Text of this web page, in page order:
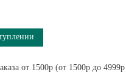
от 1500р (от 1500р до 4999р